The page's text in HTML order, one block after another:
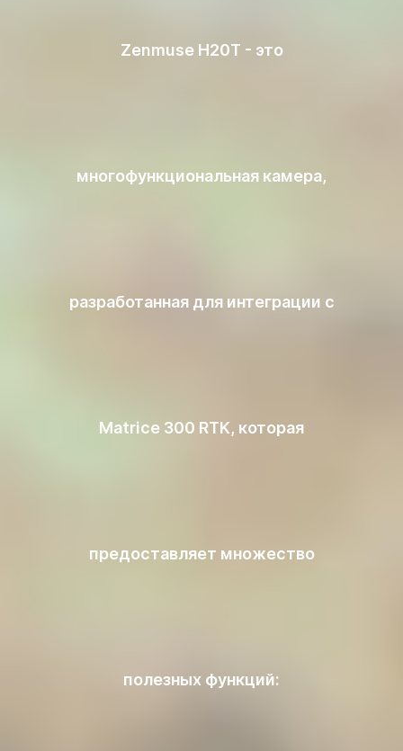
Zenmuse H20T - это
многофункциональная камера,
разработанная для интеграции с
Matrice 300 RTK, которая
предоставляет множество
полезных функций: